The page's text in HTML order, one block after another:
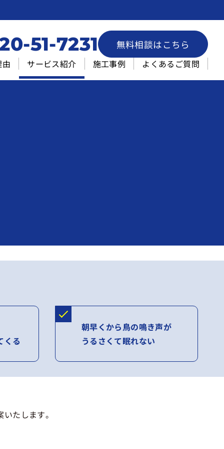
51-7231 無料相談はこちら
サービス紹介 施工事例 よくあるご質問
くる
朝早くから鳥の鳴き声が
うるさくて眠れない
たします。